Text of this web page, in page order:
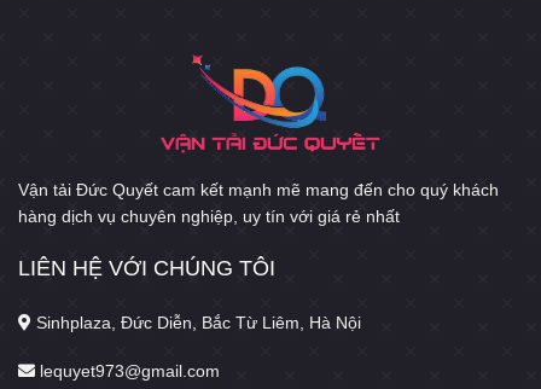
Vận tải Đức Quyết cam kết mạnh mẽ mang đến cho quý khách
hàng dịch vụ chuyên nghiệp, uy tín với giá rẻ nhất
LIÊN HỆ VỚI CHÚNG TÔI
Sinhplaza, Đức Diễn, Bắc Từ Liêm, Hà Nội
lequyet973@gmail.com